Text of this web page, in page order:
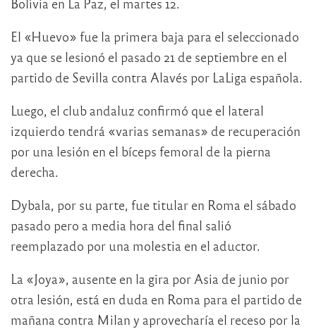
Bolivia en La Paz, el martes 12.
El «Huevo» fue la primera baja para el seleccionado
ya que se lesionó el pasado 21 de septiembre en el
partido de Sevilla contra Alavés por LaLiga española.
Luego, el club andaluz confirmó que el lateral
izquierdo tendrá «varias semanas» de recuperación
por una lesión en el bíceps femoral de la pierna
derecha.
Dybala, por su parte, fue titular en Roma el sábado
pasado pero a media hora del final salió
reemplazado por una molestia en el aductor.
La «Joya», ausente en la gira por Asia de junio por
otra lesión, está en duda en Roma para el partido de
mañana contra Milan y aprovecharía el receso por la